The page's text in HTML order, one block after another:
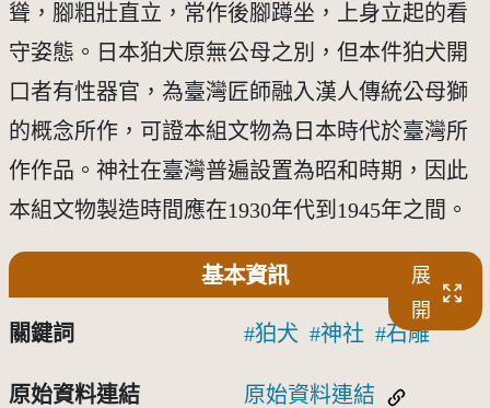
聳，腳粗壯直立，常作後腳蹲坐，上身立起的看
守姿態。日本狛犬原無公母之別，但本件狛犬開
口者有性器官，為臺灣匠師融入漢人傳統公母獅
的概念所作，可證本組文物為日本時代於臺灣所
作作品。神社在臺灣普遍設置為昭和時期，因此
本組文物製造時間應在1930年代到1945年之間。
基本資訊
展
開
關鍵詞 狛犬 神社 石雕
原始資料連結 原始資料連結